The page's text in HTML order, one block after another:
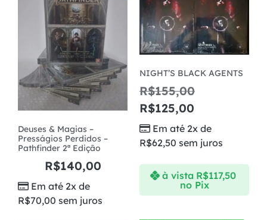
Deuses & Magias –
Presságios Perdidos –
Pathfinder 2ª Edição
R$140,00
Em até 2x de
R$70,00 sem juros
NIGHT’S BLACK AGENTS
R$155,00
R$125,00
Em até 2x de
R$62,50 sem juros
à vista R$117,50
no Pix